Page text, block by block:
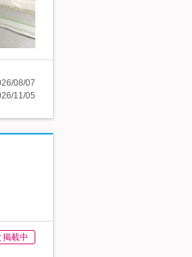
08/07
11/05
掲載中